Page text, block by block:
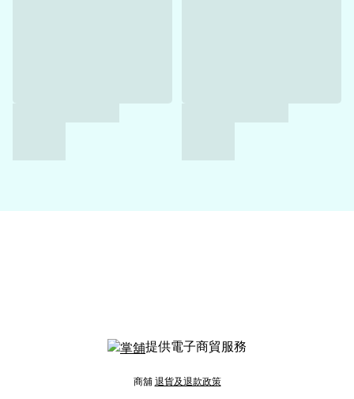
提供電子商貿服務
商舖 退貨及退款政策